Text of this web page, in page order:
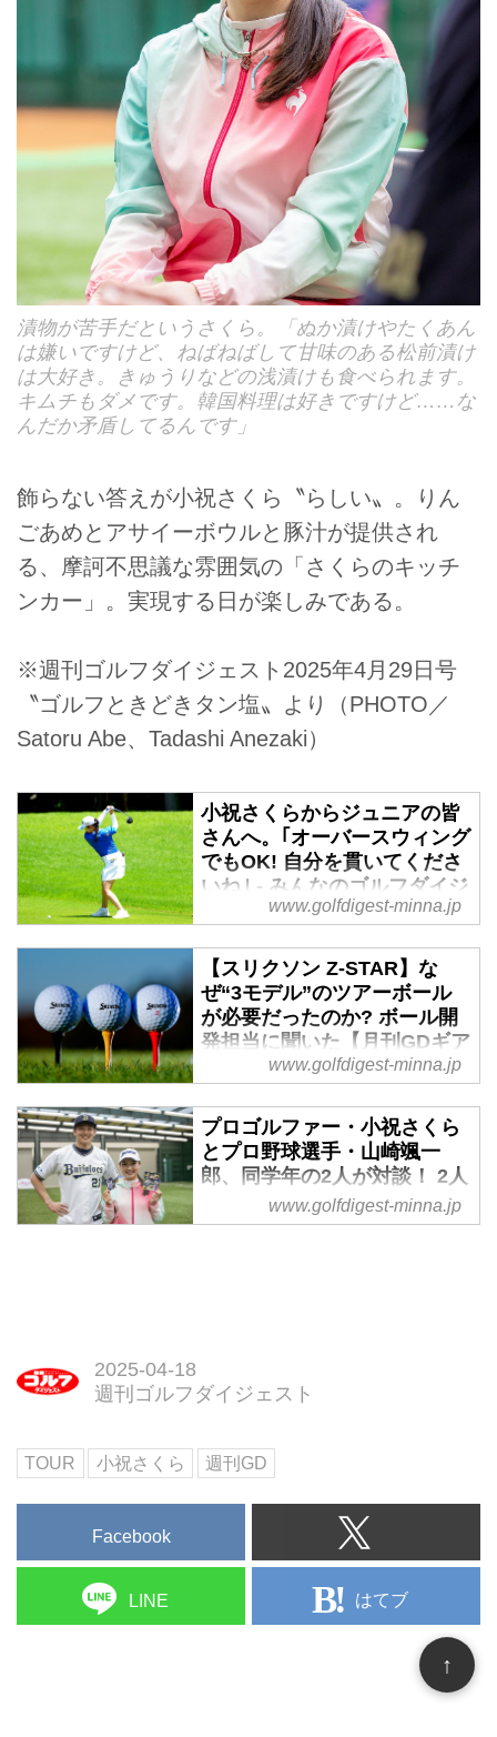
漬物が苦手だというさくら。「ぬか漬けやたくあん
は嫌いですけど、ねばねばして甘味のある松前漬け
は大好き。きゅうりなどの浅漬けも食べられます。
キムチもダメです。韓国料理は好きですけど……な
んだか矛盾してるんです」
飾らない答えが小祝さくら〝らしい〟。りん
ごあめとアサイーボウルと豚汁が提供され
る、摩訶不思議な雰囲気の「さくらのキッチ
ンカー」。実現する日が楽しみである。
※週刊ゴルフダイジェスト2025年4月29日号
〝ゴルフときどきタン塩〟より（PHOTO／
Satoru Abe、Tadashi Anezaki）
小祝さくらからジュニアの皆
さんへ。｢オーバースウィング
でもOK! 自分を貫いてくださ
いね｣ - みんなのゴルフダイジ
女子ツアー黄金世代の実力派にし
て天然キャラクター･小祝さく
ら。そのゴルフ回路を覗く異色エ
ッセイ。第61話、ジュニアの皆さ
んへ。｢オーバースウィングでも
OK! 自分を貫いてくださいね｣
www.golfdigest-minna.jp
【スリクソン Z-STAR】な
ぜ“3モデル”のツアーボール
が必要だったのか? ボール開
発担当に聞いた【月刊GDギア
ラボ】 - みんなのゴルフダイ
ジェスト
スリクソンZスターシリーズは、
Zスター・ZスターXV・Zスター
ダイヤモンドの3モデル。他社の
ツアーボールは2モデルであった
り、2モデルをメインにしている
www.golfdigest-minna.jp
プロゴルファー・小祝さくら
とプロ野球選手・山崎颯一
郎、同学年の2人が対談！ 2人
が語る、ゴルフと野球の共通
点は？ - みんなのゴルフダイ
祝さくらが、1998年生まれの同
シーズン開幕を前に、競技への取
いている。『みんなのゴルフダイ
ジェスト』でもその一部を紹介す
る。
www.golfdigest-minna.jp
2025-04-18
週刊ゴルフダイジェスト
TOUR 小祝さくら 週刊GD
Facebook
LINE はてブ
↑